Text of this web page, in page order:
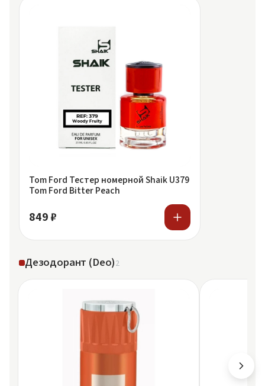
Tom Ford Тестер номерной Shaik U379
Tom Ford Bitter Peach
849 ₽
Дезодорант (Deo)2